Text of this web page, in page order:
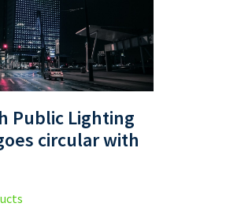
Public Lighting
circular with